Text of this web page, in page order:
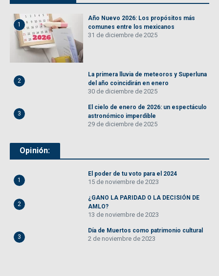
1
Año Nuevo 2026: Los propósitos más
comunes entre los mexicanos
31 de diciembre de 2025
2
La primera lluvia de meteoros y Superluna
del año coincidirán en enero
30 de diciembre de 2025
3
El cielo de enero de 2026: un espectáculo
astronómico imperdible
29 de diciembre de 2025
Opinión:
1
El poder de tu voto para el 2024
15 de noviembre de 2023
2
¿GANO LA PARIDAD O LA DECISIÓN DE
AMLO?
13 de noviembre de 2023
3
Día de Muertos como patrimonio cultural
2 de noviembre de 2023